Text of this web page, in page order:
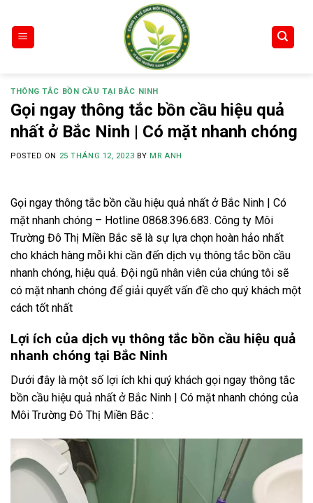
content
THÔNG TẮC BỒN CẦU TẠI BẮC NINH
Gọi ngay thông tắc bồn cầu hiệu quả
nhất ở Bắc Ninh | Có mặt nhanh chóng
POSTED ON 25 THÁNG 12, 2023 BY MR ANH
Gọi ngay thông tắc bồn cầu hiệu quả nhất ở Bắc Ninh | Có
mặt nhanh chóng – Hotline 0868.396.683. Công ty Môi
Trường Đô Thị Miền Bắc sẽ là sự lựa chọn hoàn hảo nhất
cho khách hàng mỗi khi cần đến dịch vụ thông tắc bồn cầu
nhanh chóng, hiệu quả. Đội ngũ nhân viên của chúng tôi sẽ
có mặt nhanh chóng để giải quyết vấn đề cho quý khách một
cách tốt nhất
Lợi ích của dịch vụ thông tắc bồn cầu hiệu quả
nhanh chóng tại Bắc Ninh
Dưới đây là một số lợi ích khi quý khách gọi ngay thông tắc
bồn cầu hiệu quả nhất ở Bắc Ninh | Có mặt nhanh chóng của
Môi Trường Đô Thị Miền Bắc :